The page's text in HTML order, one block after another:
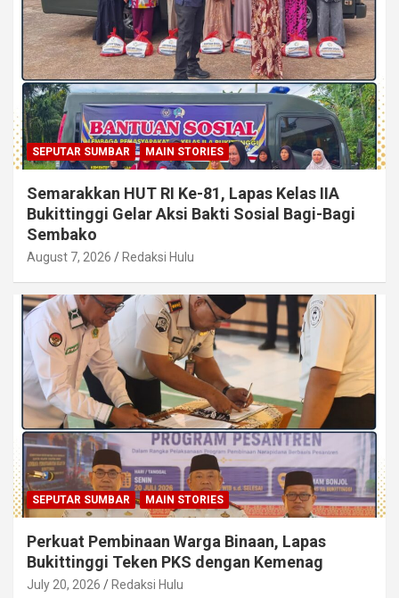
SEPUTAR SUMBAR MAIN STORIES
Semarakkan HUT RI Ke-81, Lapas Kelas IIA
Bukittinggi Gelar Aksi Bakti Sosial Bagi-Bagi
Sembako
August 7, 2026 Redaksi Hulu
SEPUTAR SUMBAR MAIN STORIES
Perkuat Pembinaan Warga Binaan, Lapas
Bukittinggi Teken PKS dengan Kemenag
July 20, 2026 Redaksi Hulu